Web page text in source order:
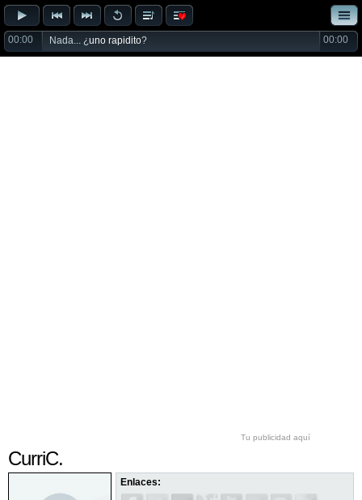
00:00 Nada... ¿uno rapidito? 00:00
Tu publicidad aquí
CurriC.
Enlaces: